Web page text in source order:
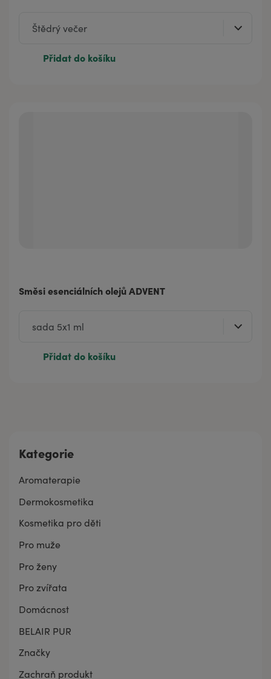
Přidat do košíku
Směsi esenciálních olejů ADVENT
Přidat do košíku
Kategorie
Aromaterapie
Dermokosmetika
Kosmetika pro děti
Pro muže
Pro ženy
Pro zvířata
Domácnost
BELAIR PUR
Značky
Zachraň produkt